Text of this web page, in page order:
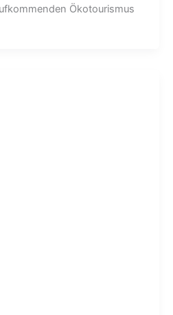
Ökotourismus